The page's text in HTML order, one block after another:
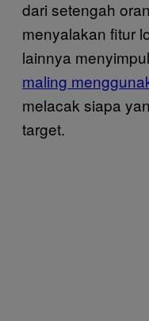
dari setengah
menyalakan fitur
lainnya
maling
melacak siapa
target.